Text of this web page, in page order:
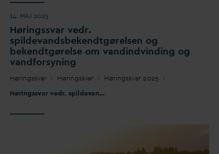
14. MAJ 2025
Høringssvar vedr.
spildevandsbekendtgørelsen og
bekendtgørelse om vandindvinding og
vandforsyning
Høringssvar Høringssvar Høringssvar 2025
Høringssvar vedr. spildevandsbekendtgørelsen og bekendtgørelse om